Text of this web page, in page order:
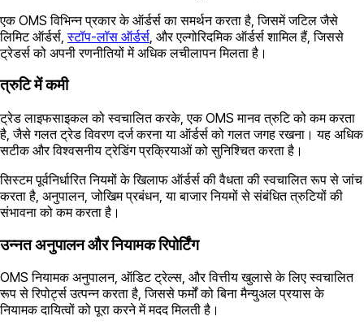
एक OMS विभिन्न प्रकार के ऑर्डर्स का समर्थन करता है, जिसमें जटिल जैसे
लिमिट ऑर्डर्स,स्टॉप-लॉस ऑर्डर्स , और एल्गोरिदमिक ऑर्डर्स शामिल हैं, जिससे
ट्रेडर्स को अपनी रणनीतियों में अधिक लचीलापन मिलता है।
त्रुटि में कमी
ट्रेड लाइफसाइकल को स्वचालित करके, एक OMS मानव त्रुटि को कम करता
है, जैसे गलत ट्रेड विवरण दर्ज करना या ऑर्डर्स को गलत जगह रखना। यह अधिक
सटीक और विश्वसनीय ट्रेडिंग प्रक्रियाओं को सुनिश्चित करता है।
सिस्टम पूर्वनिर्धारित नियमों के खिलाफ ऑर्डर्स की वैधता की स्वचालित रूप से जांच
करता है, अनुपालन, जोखिम प्रबंधन, या बाजार नियमों से संबंधित त्रुटियों की
संभावना को कम करता है।
उन्नत अनुपालन और नियामक रिपोर्टिंग
OMS नियामक अनुपालन, ऑडिट ट्रेल्स, और वित्तीय खुलासे के लिए स्वचालित
रूप से रिपोर्ट्स उत्पन्न करता है, जिससे फर्मों को बिना मैन्युअल प्रयास के
नियामक दायित्वों को पूरा करने में मदद मिलती है।